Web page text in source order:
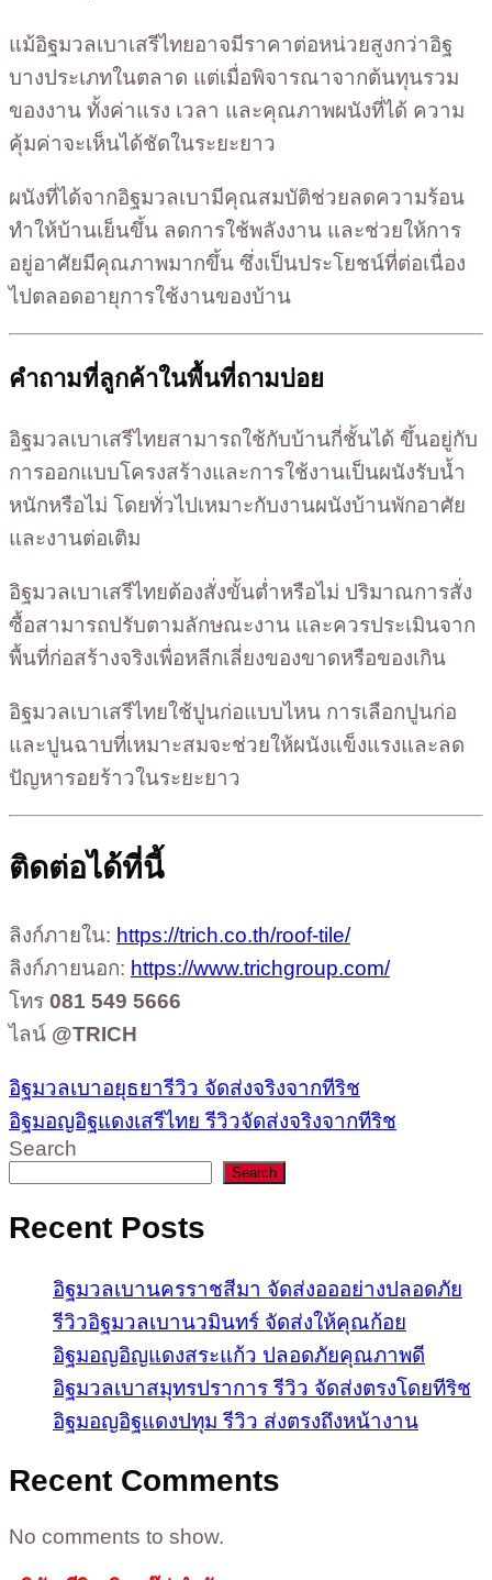
แม้อิฐมวลเบาเสรีไทยอาจมีราคาต่อหน่วยสูงกว่าอิฐ
บางประเภทในตลาด แต่เมื่อพิจารณาจากต้นทุนรวม
ของงาน ทั้งค่าแรง เวลา และคุณภาพผนังที่ได้ ความ
คุ้มค่าจะเห็นได้ชัดในระยะยาว
ผนังที่ได้จากอิฐมวลเบามีคุณสมบัติช่วยลดความร้อน
ทำให้บ้านเย็นขึ้น ลดการใช้พลังงาน และช่วยให้การ
อยู่อาศัยมีคุณภาพมากขึ้น ซึ่งเป็นประโยชน์ที่ต่อเนื่อง
ไปตลอดอายุการใช้งานของบ้าน
คำถามที่ลูกค้าในพื้นที่ถามบ่อย
อิฐมวลเบาเสรีไทยสามารถใช้กับบ้านกี่ชั้นได้ ขึ้นอยู่กับ
การออกแบบโครงสร้างและการใช้งานเป็นผนังรับน้ำ
หนักหรือไม่ โดยทั่วไปเหมาะกับงานผนังบ้านพักอาศัย
และงานต่อเติม
อิฐมวลเบาเสรีไทยต้องสั่งขั้นต่ำหรือไม่ ปริมาณการสั่ง
ซื้อสามารถปรับตามลักษณะงาน และควรประเมินจาก
พื้นที่ก่อสร้างจริงเพื่อหลีกเลี่ยงของขาดหรือของเกิน
อิฐมวลเบาเสรีไทยใช้ปูนก่อแบบไหน การเลือกปูนก่อ
และปูนฉาบที่เหมาะสมจะช่วยให้ผนังแข็งแรงและลด
ปัญหารอยร้าวในระยะยาว
ติดต่อได้ที่นี้
ลิงก์ภายใน: https://trich.co.th/roof-tile/
ลิงก์ภายนอก: https://www.trichgroup.com/
โทร 081 549 5666
ไลน์ @TRICH
อิฐมวลเบาอยุธยารีวิว จัดส่งจริงจากทีริช
อิฐมอญอิฐแดงเสรีไทย รีวิวจัดส่งจริงจากทีริช
Search
Search
Recent Posts
อิฐมวลเบานครราชสีมา จัดส่งอออย่างปลอดภัย
รีวิวอิฐมวลเบานวมินทร์ จัดส่งให้คุณก้อย
อิฐมอญอิญแดงสระแก้ว ปลอดภัยคุณภาพดี
อิฐมวลเบาสมุทรปราการ รีวิว จัดส่งตรงโดยทีริช
อิฐมอญอิฐแดงปทุม รีวิว ส่งตรงถึงหน้างาน
Recent Comments
No comments to show.